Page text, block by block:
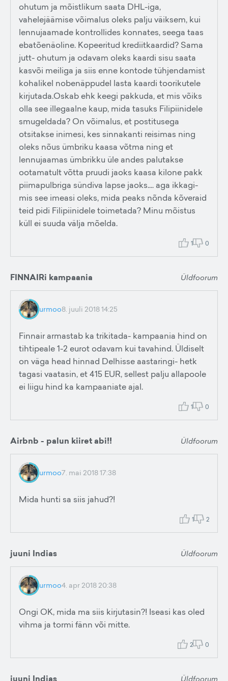
ohutum ja mõistlikum saata DHL-iga,
vahelejäämise võimalus oleks palju väiksem, kui
lennujaamade kontrollides konnates, seega taas
ebatõenäoline. Kopeeritud krediitkaardid? Sama
jutt- ohutum ja odavam oleks kaardi sisu saata
kasvõi meiliga ja siis enne kontode tühjendamist
kohalikel nobenäppudel lasta kaardi toorikutele
kirjutada.Oskab ehk keegi pakkuda, et mis võiks
olla see illegaalne kaup, mida tasuks Filipiinidele
smugeldada? On võimalus, et postitusega
otsitakse inimesi, kes sinnakanti reisimas ning
oleks nõus ümbriku kaasa võtma ning et
lennujaamas ümbrikku üle andes palutakse
ootamatult võtta pruudi jaoks kaasa kilone pakk
piimapulbriga sündiva lapse jaoks.... aga ikkagi-
mis see imeasi oleks, mida peaks nõnda kõveraid
teid pidi Filipiinidele toimetada? Minu mõistus
küll ei suuda välja mõelda.
1 0
FINNAIRi kampaania Üldfoorum
urmoo8. juuli 2018 14:25
Finnair armastab ka trikitada- kampaania hind on
tihtipeale 1-2 eurot odavam kui tavahind. Üldiselt
on väga head hinnad Delhisse aastaringi- hetk
tagasi vaatasin, et 415 EUR, sellest palju allapoole
ei liigu hind ka kampaaniate ajal.
1 0
Airbnb - palun kiiret abi!! Üldfoorum
urmoo7. mai 2018 17:38
Mida hunti sa siis jahud?!
1 2
juuni Indias Üldfoorum
urmoo4. apr 2018 20:38
Ongi OK, mida ma siis kirjutasin?! Iseasi kas oled
vihma ja tormi fänn või mitte.
2 0
Üldfoorum